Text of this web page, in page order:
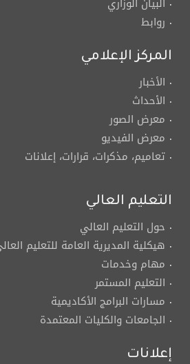
روابط
المركز الإعلامي
الأخبار
الأحداث
معرض الصور
معرض الفيديو
تعاميم، مذكرات، قرارات، إعلانات
التعليم العالي
حول التعليم العالي
هيكلية المديرية العامة للتعليم العالي
مهام وخدمات
التعليم المستمر
مسارات البرامج الأكاديمية
الجامعات والكليات المعتمدة
إعلانات